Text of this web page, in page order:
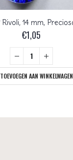
€1,05
TOEVOEGEN AAN WINKELWAGEN